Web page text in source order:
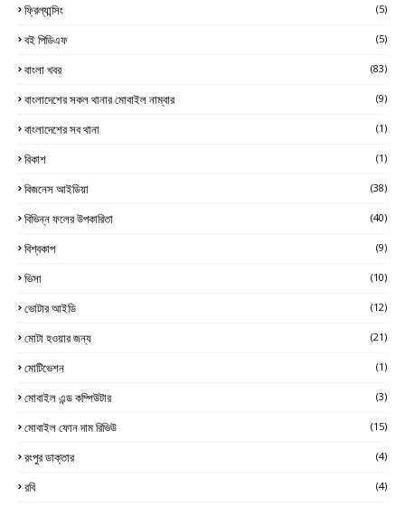
ফ্রিল্যান্সিং (5)
বই পিডিএফ (5)
বাংলা খবর (83)
বাংলাদেশের সকল থানার মোবাইল নাম্বার (9)
বাংলাদেশের সব থানা (1)
বিকাশ (1)
বিজনেস আইডিয়া (38)
বিভিন্ন ফলের উপকারিতা (40)
বিশ্বকাপ (9)
ভিসা (10)
ভোটার আইডি (12)
মোটা হওয়ার জন্য (21)
মোটিভেশন (1)
মোবাইল এন্ড কম্পিউটার (3)
মোবাইল ফোন দাম রিভিউ (15)
রংপুর ডাক্তার (4)
রবি (4)